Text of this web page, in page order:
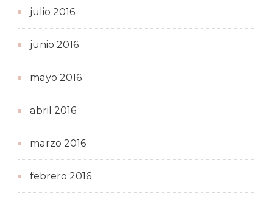
julio 2016
junio 2016
mayo 2016
abril 2016
marzo 2016
febrero 2016